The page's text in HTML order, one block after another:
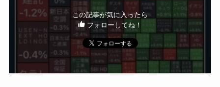
この記事が気に入ったら
フォローしてね！